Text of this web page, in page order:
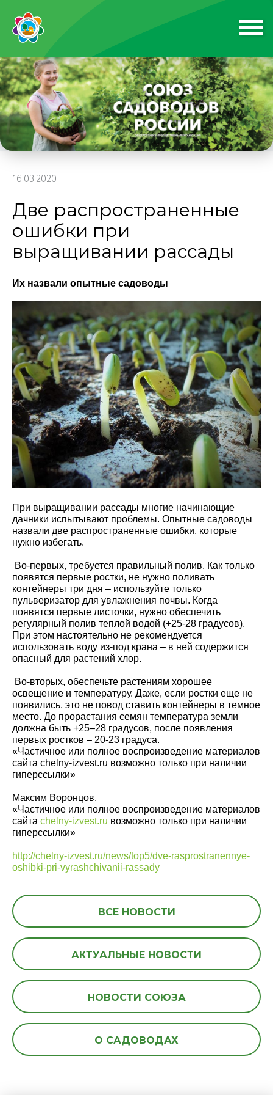
16.03.2020
Две распространенные
ошибки при
выращивании рассады
Их назвали опытные садоводы
При выращивании рассады многие начинающие
дачники испытывают проблемы. Опытные садоводы
назвали две распространенные ошибки, которые
нужно избегать.
Во-первых, требуется правильный полив. Как только
появятся первые ростки, не нужно поливать
контейнеры три дня – используйте только
пульверизатор для увлажнения почвы. Когда
появятся первые листочки, нужно обеспечить
регулярный полив теплой водой (+25-28 градусов).
При этом настоятельно не рекомендуется
использовать воду из-под крана – в ней содержится
опасный для растений хлор.
Во-вторых, обеспечьте растениям хорошее
освещение и температуру. Даже, если ростки еще не
появились, это не повод ставить контейнеры в темное
место. До прорастания семян температура земли
должна быть +25–28 градусов, после появления
первых ростков – 20-23 градуса.
«Частичное или полное воспроизведение материалов
сайта chelny-izvest.ru возможно только при наличии
гиперссылки»
Максим Воронцов,
«Частичное или полное воспроизведение материалов
сайта chelny-izvest.ru возможно только при наличии
гиперссылки»
http://chelny-izvest.ru/news/top5/dve-rasprostranennye-
oshibki-pri-vyrashchivanii-rassady
ВСЕ НОВОСТИ
АКТУАЛЬНЫЕ НОВОСТИ
НОВОСТИ СОЮЗА
О САДОВОДАХ